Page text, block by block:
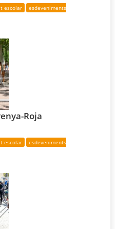
escolar
esdeveniments
Roja
escolar
esdeveniments